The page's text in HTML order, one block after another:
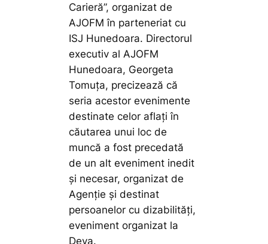
Carieră”, organizat de
AJOFM în parteneriat cu
ISJ Hunedoara. Directorul
executiv al AJOFM
Hunedoara, Georgeta
Tomuța, precizează că
seria acestor evenimente
destinate celor aflați în
căutarea unui loc de
muncă a fost precedată
de un alt eveniment inedit
și necesar, organizat de
Agenție și destinat
persoanelor cu dizabilități,
eveniment organizat la
Deva.